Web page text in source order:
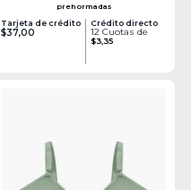
prehormadas
Tarjeta de crédito
$37,00
Crédito directo
12 Cuotas de
$3,35